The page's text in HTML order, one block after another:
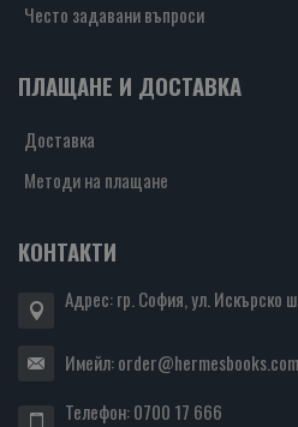
Често задавани въпроси
ПЛАЩАНЕ И ДОСТАВКА
Доставка
Методи на плащане
КОНТАКТИ
Адрес: гр. София, ул. Искърско
Имейл:order@hermesbooks.com
Телефон:0700 17 666